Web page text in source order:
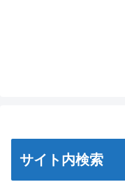
サイト内検索